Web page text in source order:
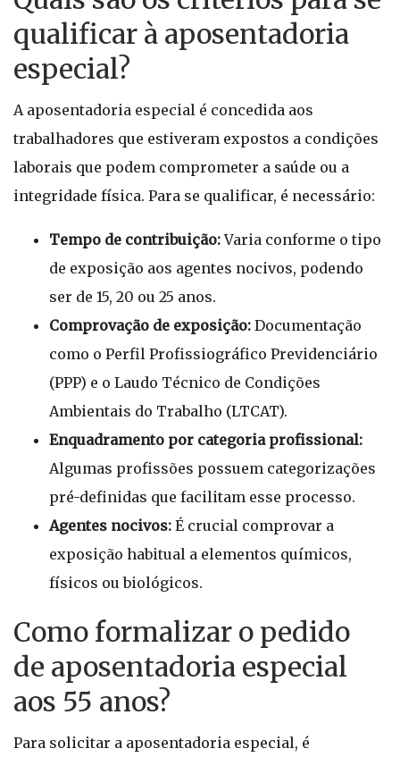
qualificar à aposentadoria
especial?
A aposentadoria especial é concedida aos
trabalhadores que estiveram expostos a condições
laborais que podem comprometer a saúde ou a
integridade física. Para se qualificar, é necessário:
Tempo de contribuição:Varia conforme o tipo
de exposição aos agentes nocivos, podendo
ser de 15, 20 ou 25 anos.
Comprovação de exposição: Documentação
como o Perfil Profissiográfico Previdenciário
(PPP) e o Laudo Técnico de Condições
Ambientais do Trabalho (LTCAT).
Enquadramento por categoria profissional:
Algumas profissões possuem categorizações
pré-definidas que facilitam esse processo.
Agentes nocivos: É crucial comprovar a
exposição habitual a elementos químicos,
físicos ou biológicos.
Como formalizar o pedido
de aposentadoria especial
aos 55 anos?
Para solicitar a aposentadoria especial, é